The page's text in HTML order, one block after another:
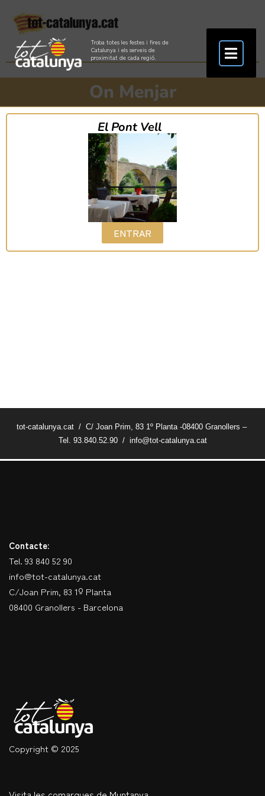
Troba totes les festes i fires de
Catalunya i els serveis de
proximitat de cada regió.
On Menjar
El Pont Vell
ENTRAR
tot-catalunya.cat / C/ Joan Prim, 83 1º Planta -08400 Granollers –
Tel. 93.840.52.90 / info@tot-catalunya.cat
Contacte:
Tel. 93 840 52 90
info@tot-catalunya.cat
C/Joan Prim, 83 1º Planta
08400 Granollers - Barcelona
Copyright © 2025